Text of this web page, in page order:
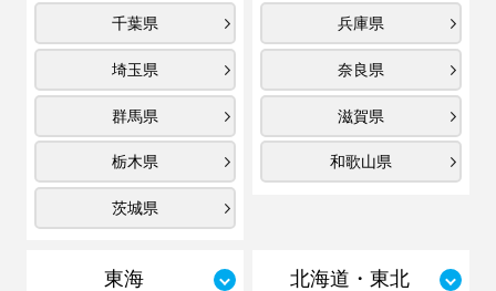
千葉県
埼玉県
群馬県
栃木県
茨城県
兵庫県
奈良県
滋賀県
和歌山県
東海 北海道・東北